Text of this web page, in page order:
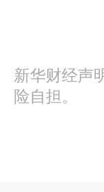
新华财经声
险自担。